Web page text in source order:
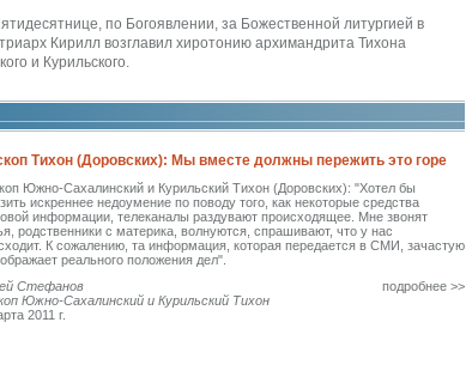
по Богоявлении, за Божественной литургией в
Кирилл возглавил хиротонию архимандрита Тихона
и Курильского.
Тихон (Доровских): Мы вместе должны пережить это горе
Южно-Сахалинский и Курильский Тихон (Доровских): "Хотел бы
искреннее недоумение по поводу того, как некоторые средства
информации, телеканалы раздувают происходящее. Мне звонят
родственники с материка, волнуются, спрашивают, что у нас
К сожалению, та информация, которая передается в СМИ, зачастую
реального положения дел".
Стефанов
Южно-Сахалинский и Курильский Тихон
2011 г.
подробнее >>